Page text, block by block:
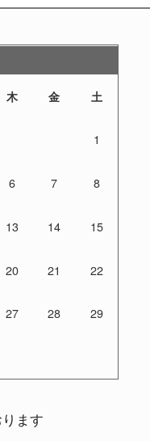
木 金 土
1
6 7 8
13 14 15
20 21 22
27 28 29
ます